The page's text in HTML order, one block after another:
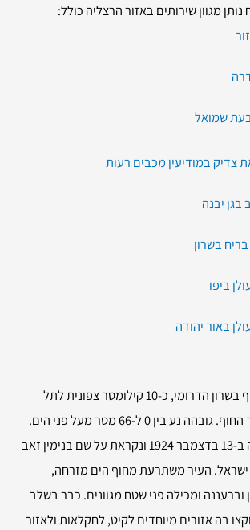
נותן מגוון שירותים באזור הרצליה כולל:
שמואל
צדיק במודיעין מכבים רעות
בגן יבנה
בשרון
ביפו
באור יהודה
היא עיר חוף בשרון הדרומי, כ-10 קילומטר צפונית לתל
אביב-יפו, על מישור החוף. גובהה נע בין 0 ל-66 מטר מעל פני הים.
היא נוסדה כמושבה ב-13 בדצמבר 1924 ונקראת על שם בנימין זאב
ישראל. העיר משתרעת מחוף הים מזרחה,
ומכילה פני שטח מגוונים. כבר בשלב
בה אזורים מיוחדים לקיט, לחקלאות ולאזור